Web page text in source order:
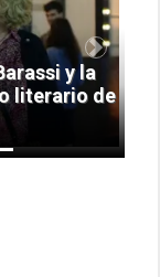
y la
literario de
Next